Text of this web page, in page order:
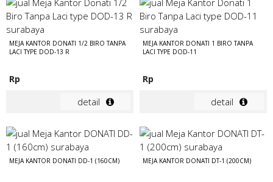
MEJA KANTOR DONATI 1/2 BIRO TANPA
LACI TYPE DOD-13 R
Rp
detail
MEJA KANTOR DONATI 1 BIRO TANPA
LACI TYPE DOD-11
Rp
detail
MEJA KANTOR DONATI DD-1 (160CM) MEJA KANTOR DONATI DT-1 (200CM)